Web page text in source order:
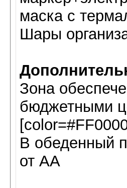
маска с
Шары
Зона
бюджетными
В обеденный
от АА